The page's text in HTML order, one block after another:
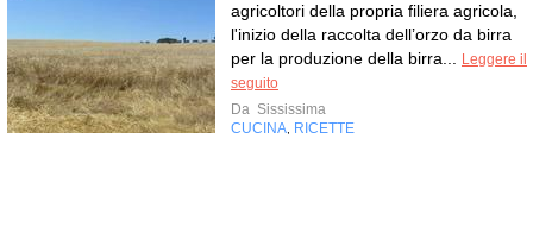
agricoltori della propria filiera agricola,
l'inizio della raccolta dell’orzo da birra
per la produzione della birra...
Leggere il
seguito
Da Sississima
CUCINA RICETTE